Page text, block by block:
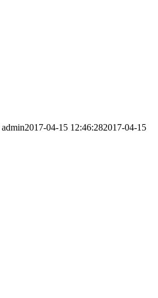
admin2017-04-15 12:46:282017-04-15